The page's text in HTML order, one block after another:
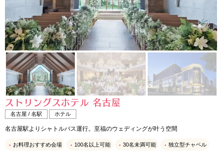
ストリングスホテル 名古屋
名古屋 / 名駅 ホテル
名古屋駅よりシャトルバス運行。至福のウェディングが叶う空間
お料理おすすめ会場 100名以上可能 30名未満可能 独立型チャペル